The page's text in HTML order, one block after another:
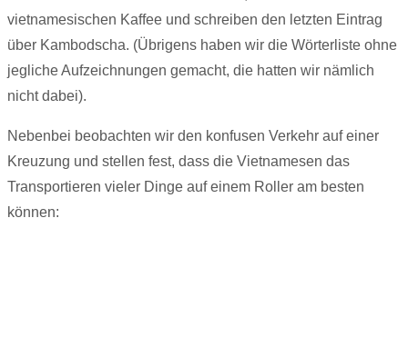
vietnamesischen Kaffee und schreiben den letzten Eintrag
über Kambodscha. (Übrigens haben wir die Wörterliste ohne
jegliche Aufzeichnungen gemacht, die hatten wir nämlich
nicht dabei).
Nebenbei beobachten wir den konfusen Verkehr auf einer
Kreuzung und stellen fest, dass die Vietnamesen das
Transportieren vieler Dinge auf einem Roller am besten
können: